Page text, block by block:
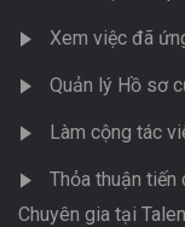
Xem việc đã
Quản lý Hồ sơ
Làm cộng tác
Thỏa thuận tiến
Chuyên gia tại